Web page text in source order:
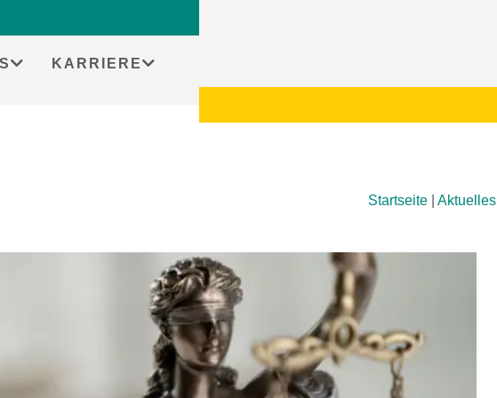
KARRIERE
Startseite Aktuelles